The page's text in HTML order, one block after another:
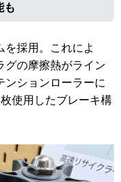
も
を採用。これによ
グの摩擦熱がライン
ンションローラーに
使用したブレーキ構